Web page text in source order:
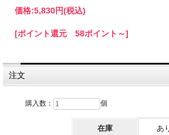
サイズ(約）：外寸...400mm×350mm
                   内寸...260mm×230mm
                   フレーム幅...60mm
                   フレーム厚さ...25mm
縦横どちらでも使用できます。
一点物（おまかせ）となります。外寸はあく
◆ご注文の前にお読みください◆
価格:5,830円(税込)
[ポイント還元 58ポイント～]
注文
購入数： 個
在庫 あ